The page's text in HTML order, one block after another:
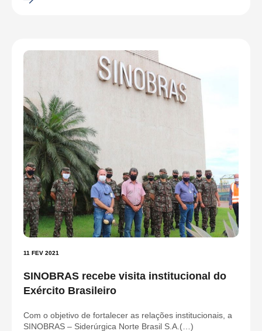
11 FEV 2021
SINOBRAS recebe visita institucional do
Exército Brasileiro
Com o objetivo de fortalecer as relações institucionais, a
SINOBRAS – Siderúrgica Norte Brasil S.A.(…)